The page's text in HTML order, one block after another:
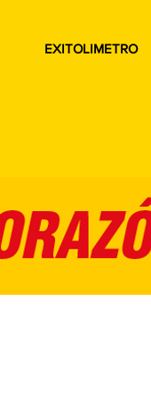
EXITOLIMETRO